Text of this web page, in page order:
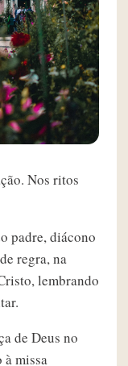
Nos ritos
padre, diácono
regra, na
lembrando
de Deus no
missa